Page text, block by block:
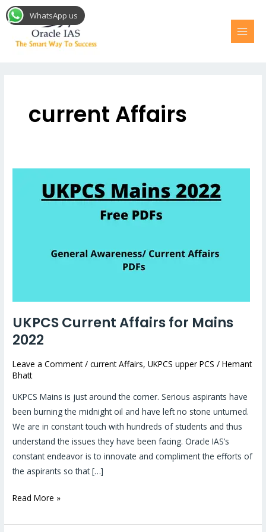
Skip
to
current Affairs
UKPCS Current Affairs for Mains
2022
Leave a Comment /current Affairs,UKPCS upper PCS /Hemant
Bhatt
UKPCS Mains is just around the corner. Serious aspirants have
been burning the midnight oil and have left no stone unturned.
We are in constant touch with hundreds of students and thus
understand the issues they have been facing. Oracle IAS’s
constant endeavor is to innovate and compliment the efforts of
the aspirants so that […]
Read More »
WhatsApp us